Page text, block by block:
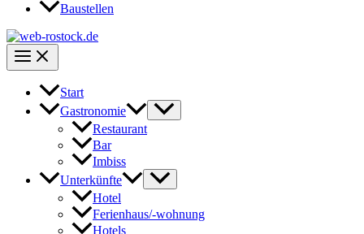
Baustellen
Start
Gastronomie
Restaurant
Bar
Imbiss
Unterkünfte
Hotel
Ferienhaus/-wohnung
Hotels